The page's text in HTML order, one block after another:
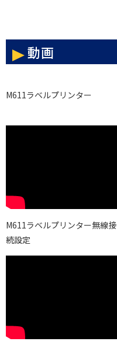
動画
M611ラベルプリンター
M611ラベルプリンター無線接
続設定